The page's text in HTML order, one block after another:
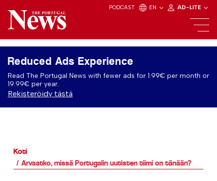
PODCAST EN AD-LITE
Reduced Ads Experience
Read The Portugal News with fewer ads for 1.99€ per month or
19.99€ per year.
Rekisteröidy tästä
Koti
Arvaatko, missä Portugalin uutisten tiimi on tänään?